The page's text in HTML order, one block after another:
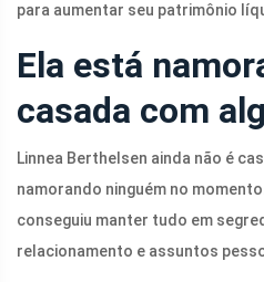
para aumentar seu patrimônio
Ela está
casada com
Linnea Berthelsen ainda não é
namorando ninguém no
conseguiu manter tudo em
relacionamento e assuntos